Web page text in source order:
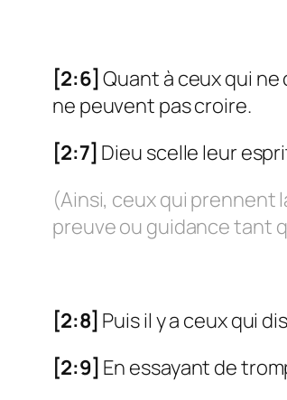
[2:6] Quant à ceux qui ne
ne peuvent pas croire.
[2:7] Dieu scelle leur
(Ainsi, ceux qui prennent
preuve ou guidance tant
[2:8] Puis il y a ceux qui
[2:9] En essayant de